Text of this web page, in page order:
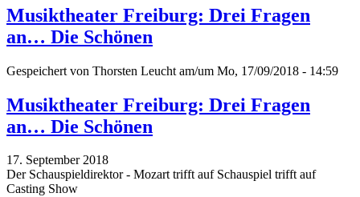
Musiktheater Freiburg: Drei Fragen
an… Die Schönen
Gespeichert von Thorsten Leucht am/um Mo, 17/09/2018 - 14:59
Musiktheater Freiburg: Drei Fragen
an… Die Schönen
17. September 2018
Der Schauspieldirektor - Mozart trifft auf Schauspiel trifft auf
Casting Show